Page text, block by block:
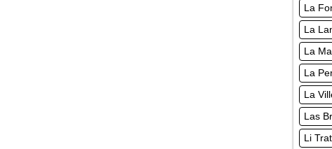
La
La
La
La
La
Las
Li